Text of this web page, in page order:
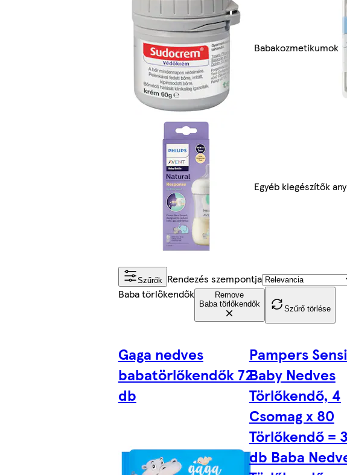
Babakozmetikumok
Egyéb kiegészítők
Szűrők Rendezés szempontja
Baba törlőkendők
Remove
Baba törlőkendők
Szűrő törlése
Gaga nedves
babatörlőkendők 72
db
Pampers
Baby Nedves
Törlőkendő, 4
Csomag x 80
Törlőkendő =
db Baba